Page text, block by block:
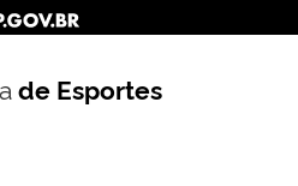
de Esportes